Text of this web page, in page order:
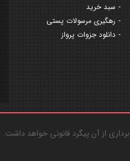
سبد خرید
رهگیری مرسولات پستی
دانلود جزوات پرواز
از آن پیگرد قانونی خواهد داشت.